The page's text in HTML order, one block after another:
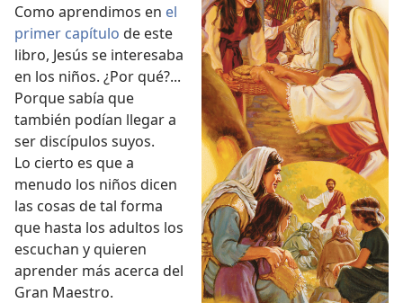
Como aprendimos en el
primer capítulo de este
libro, Jesús se interesaba
en los niños. ¿Por qué?...
Porque sabía que
también podían llegar a
ser discípulos suyos.
Lo cierto es que a
menudo los niños dicen
las cosas de tal forma
que hasta los adultos los
escuchan y quieren
aprender más acerca del
Gran Maestro.